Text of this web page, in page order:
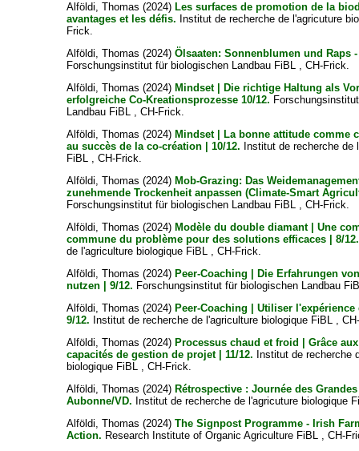
Alföldi, Thomas (2024) Les surfaces de promotion de la
avantages et les défis. Institut de recherche de l'agricuture
Frick.
Alföldi, Thomas (2024)Ölsaaten: Sonnenblumen und Raps
Forschungsinstitut für biologischen Landbau FiBL , CH-Frick.
Alföldi, Thomas (2024) Mindset | Die richtige Haltung als
erfolgreiche Co-Kreationsprozesse 10/12.
Landbau FiBL , CH-Frick.
Alföldi, Thomas (2024) Mindset | La bonne attitude comme
au succès de la co-création | 10/12. Institut de recherche de
FiBL , CH-Frick.
Alföldi, Thomas (2024) Mob-Grazing: Das
zunehmende Trockenheit anpassen (Climate-Smart
Forschungsinstitut für biologischen Landbau FiBL , CH-Frick.
Alföldi, Thomas (2024) Modèle du double diamant | Une
commune du problème pour des solutions efficaces | 8/12.
de l'agriculture biologique FiBL , CH-Frick.
Alföldi, Thomas (2024) Peer-Coaching | Die Erfahrungen
nutzen | 9/12. Forschungsinstitut für biologischen Landbau
Alföldi, Thomas (2024) Peer-Coaching | Utiliser
9/12. Institut de recherche de l'agriculture biologique FiBL ,
Alföldi, Thomas (2024) Processus chaud et froid | Grâce
capacités de gestion de projet | 11/12. Institut de recherche
biologique FiBL , CH-Frick.
Alföldi, Thomas (2024) Rétrospective : Journée des
Aubonne/VD. Institut de recherche de l'agricuture biologique
Alföldi, Thomas (2024)The Signpost Programme - Irish
Action. Research Institute of Organic Agriculture FiBL , CH-